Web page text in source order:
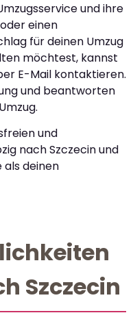
und ihre
einen
für deinen Umzug
möchtest, kannst
E-Mail kontaktieren.
und beantworten
und
nach Szczecin und
als deinen
Szczecin